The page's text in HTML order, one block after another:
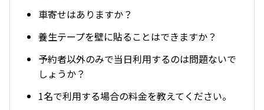
車寄せはありますか？
養生テープを壁に貼ることはできますか？
予約者以外のみで当日利用するのは問題ないで
しょうか？
1名で利用する場合の料金を教えてください。